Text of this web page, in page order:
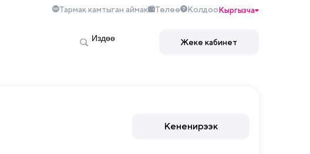
Тармак камтыган аймак Төлөө КолдооКыргызча
Жеке кабинет
Кененирээк